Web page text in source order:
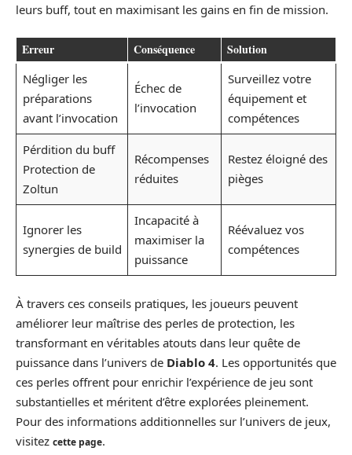
leurs buff, tout en maximisant les gains en fin de mission.
Erreur Conséquence Solution
Négliger les
préparations
avant l’invocation
Échec de
l’invocation
Surveillez votre
équipement et
compétences
Pérdition du buff
Protection de
Zoltun
Récompenses
réduites
Restez éloigné des
pièges
Ignorer les
synergies de build
Incapacité à
maximiser la
puissance
Réévaluez vos
compétences
À travers ces conseils pratiques, les joueurs peuvent
améliorer leur maîtrise des perles de protection, les
transformant en véritables atouts dans leur quête de
puissance dans l’univers de Diablo 4. Les opportunités que
ces perles offrent pour enrichir l’expérience de jeu sont
substantielles et méritent d’être explorées pleinement.
Pour des informations additionnelles sur l’univers de jeux,
visitez cette page.